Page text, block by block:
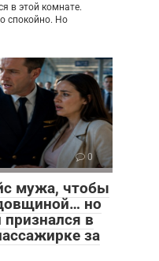
в этой комнате.
спокойно. Но
0
мужа, чтобы
но
в
за